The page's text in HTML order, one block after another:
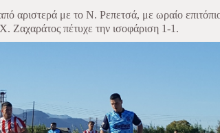
αριστερά με το Ν. Ρεπετσά, με ωραίο
Ζαχαράτος πέτυχε την ισοφάριση 1-1.